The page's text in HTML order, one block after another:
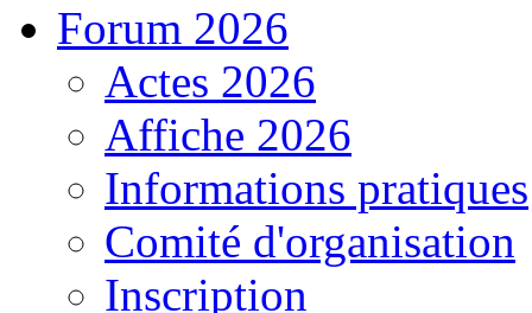
Forum 2026
Actes 2026
Affiche 2026
Informations pratiques
Comité d'organisation
Inscription